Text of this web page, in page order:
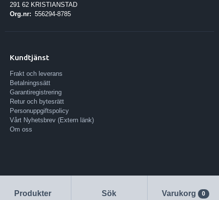
Produkter Sök Varukorg 0
291 62 KRISTIANSTAD
Org.nr: 556294-8785
Kundtjänst
Frakt och leverans
Betalningssätt
Garantiregistrering
Retur och bytesrätt
Personuppgiftspolicy
Vårt Nyhetsbrev (Extern länk)
Om oss